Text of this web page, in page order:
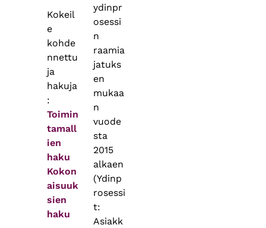
Kokeil
e
kohde
nnettu
ja
hakuja
:
Toimin
tamall
ien
haku
Kokon
aisuuk
sien
haku
ydinpr
osessi
n
raamia
jatuks
en
mukaa
n
vuode
sta
2015
alkaen
(Ydinp
rosessi
t:
Asiakk